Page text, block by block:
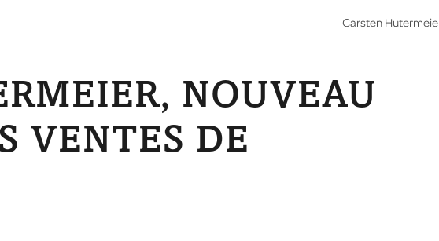
Carsten
NOUVEAU
VENTES DE